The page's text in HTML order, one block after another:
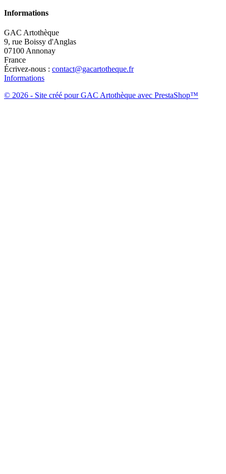
Informations
GAC Artothèque
9, rue Boissy d'Anglas
07100 Annonay
France
Écrivez-nous : contact@gacartotheque.fr
Informations
© 2026 - Site créé pour GAC Artothèque avec PrestaShop™